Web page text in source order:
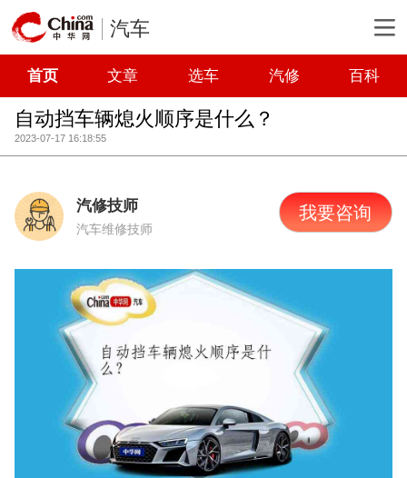
汽车
首页 文章 选车 汽修 百科
自动挡车辆熄火顺序是什么？
2023-07-17 16:18:55
汽修技师
汽车维修技师
我要咨询